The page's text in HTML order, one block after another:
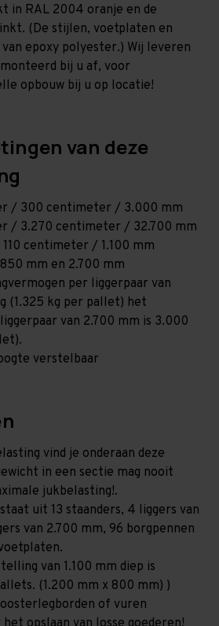
in RAL 2004 oranje en de
(De stijlen, voetplaten en
epoxy polyester.) Wij leveren
bij u af, voor
opbouw bij u op locatie!
van deze
/ 300 centimeter / 3.000 mm
/ 3.270 centimeter / 32.700 mm
centimeter / 1.100 mm
mm en 2.700 mm
per liggerpaar van
(1.325 kg per pallet) het
van 2.700 mm is 3.000
verstelbaar
vind je onderaan deze
in een sectie mag nooit
jukbelasting!.
uit 13 staanders, 4 liggers van
van 2.700 mm, 96 borgpennen
van 1.100 mm diep is
(1.200 mm x 800 mm) )
of vuren